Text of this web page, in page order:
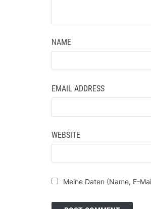
NAME
EMAIL ADDRESS
WEBSITE
Meine Daten (Name, E-